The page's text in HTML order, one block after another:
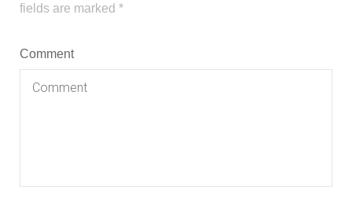
fields are marked *
Comment